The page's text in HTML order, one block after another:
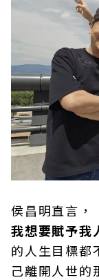
侯昌明直言，
我想要賦予我
的人生目標都
己離開人世的